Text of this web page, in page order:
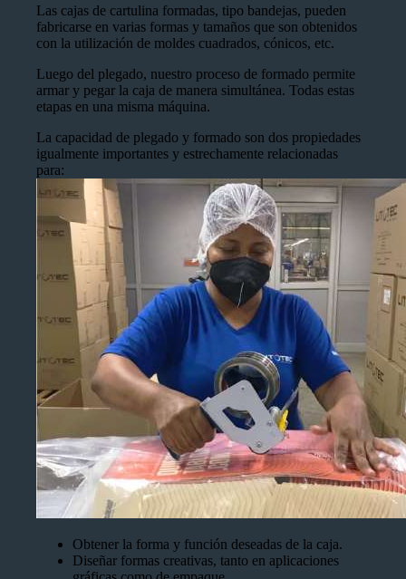
Las cajas de cartulina formadas, tipo bandejas, pueden
fabricarse en varias formas y tamaños que son obtenidos
con la utilización de moldes cuadrados, cónicos, etc.
Luego del plegado, nuestro proceso de formado permite
armar y pegar la caja de manera simultánea. Todas estas
etapas en una misma máquina.
La capacidad de plegado y formado son dos propiedades
igualmente importantes y estrechamente relacionadas
para:
Obtener la forma y función deseadas de la caja.
Diseñar formas creativas, tanto en aplicaciones